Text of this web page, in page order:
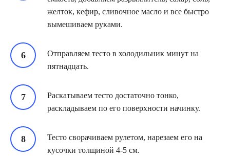
желток, кефир, сливочное масло и все быстро
вымешиваем руками.
Отправляем тесто в холодильник минут на
пятнадцать.
Раскатываем тесто достаточно тонко,
раскладываем по его поверхности начинку.
Тесто сворачиваем рулетом, нарезаем его на
кусочки толщиной 4-5 см.